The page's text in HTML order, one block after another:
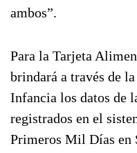
ambos”.
Para la Tarjeta
brindará a través de
Infancia los datos de
registrados en el
Primeros Mil Días en